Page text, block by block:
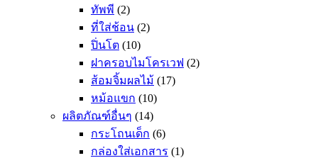
ทัพพี (2)
ที่ใส่ช้อน (2)
ปิ่นโต (10)
ฝาครอบไมโครเวฟ (2)
ส้อมจิ้มผลไม้ (17)
หม้อแขก (10)
ผลิตภัณฑ์อื่นๆ (14)
กระโถนเด็ก (6)
กล่องใส่เอกสาร (1)